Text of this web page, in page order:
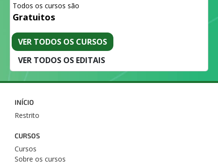
Todos os cursos são
Gratuitos
VER TODOS OS CURSOS
VER TODOS OS EDITAIS
INÍCIO
Restrito
CURSOS
Cursos
Sobre os cursos